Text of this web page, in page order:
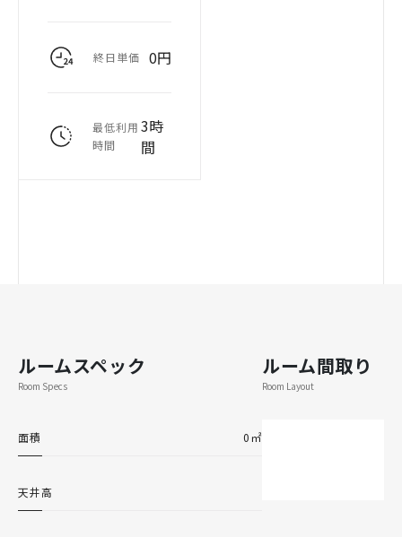
終日単価 0円
最低利用
時間
3時
間
ルームスペック
Room Specs
面積 0㎡
天井高
ルーム間取り
Room Layout